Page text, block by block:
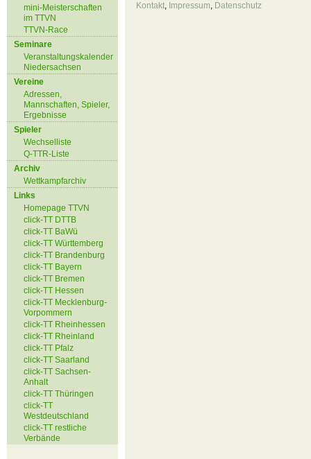
mini-Meisterschaften
im TTVN
TTVN-Race
Seminare
Veranstaltungskalender
Niedersachsen
Vereine
Adressen,
Mannschaften, Spieler,
Ergebnisse
Spieler
Wechselliste
Q-TTR-Liste
Archiv
Wettkampfarchiv
Links
Homepage TTVN
click-TT DTTB
click-TT BaWü
click-TT Württemberg
click-TT Brandenburg
click-TT Bayern
click-TT Bremen
click-TT Hessen
click-TT Mecklenburg-
Vorpommern
click-TT Rheinhessen
click-TT Rheinland
click-TT Pfalz
click-TT Saarland
click-TT Sachsen-
Anhalt
click-TT Thüringen
click-TT
Westdeutschland
click-TT restliche
Verbände
Kontakt, Impressum, Datenschutz